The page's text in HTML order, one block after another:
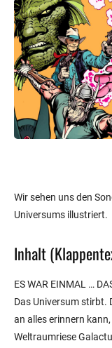
Wir sehen uns den
Universums illustriert.
Inhalt
ES WAR EINMAL …
Das Universum stirbt.
an alles erinnern
Weltraumriese